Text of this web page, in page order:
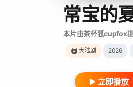
常宝的
本片由茶杯狐cupfox
大陆剧 2026
立即播放